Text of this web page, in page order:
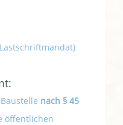
nach § 45
öffentlichen